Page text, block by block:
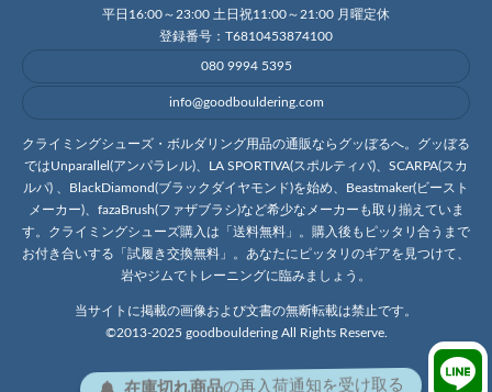
平日16:00～23:00 土日祝11:00～21:00 月曜定休
登録番号：T6810453874100
080 9994 5395
info@goodbouldering.com
クライミングシューズ・ボルダリング用品の通販ならグッぼるへ。グッぼる
ではUnparallel(アンパラレル)、LA SPORTIVA(スポルティバ)、SCARPA(スカ
ルパ) 、BlackDiamond(ブラックダイヤモンド)を始め、Beastmaker(ビースト
メーカー)、fazaBrush(ファザブラシ)など希少なメーカーも取り揃えていま
す。クライミングシューズ購入は「送料無料」。購入後もピッタリ合うまで
お付き合いする「試履き交換無料」。あなたにピッタリのギアを見つけて、
岩やジムでトレーニングに臨みましょう。
当サイトに掲載の画像および文書の無断転載は禁止です。
©2013-2025 goodbouldering All Rights Reserve.
在庫切れ商品の再入荷通知を受け取る